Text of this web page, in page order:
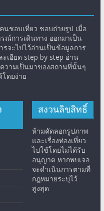
นชอบเที่ยว ชอบถ่ายรูป เมื่อ
ณ์การเดินทาง ออกมาเป็น
รจะไปไว้อ่านเป็นข้อมูลการ
ะเอียด step by step อ่าน
วามเป็นมาของสถานที่นั้นๆ
ดยง่าย
สงวนลิขสิทธิ์
ห้ามคัดลอกรูปภาพ
และเรื่องท่องเที่ยว
ไปใช้โดยไม่ได้รับ
อนุญาต หากพบเจอ
จะดำเนินการตามที่
กฎหมายระบุไว้
สูงสุด